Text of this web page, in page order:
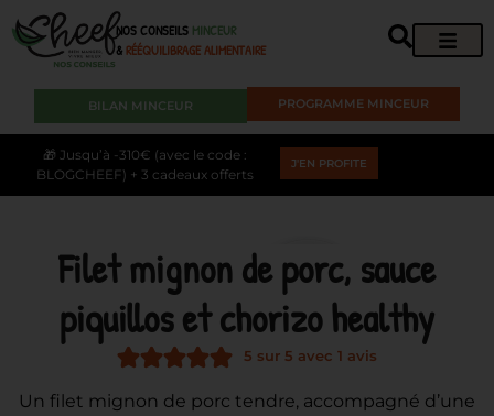
NOS CONSEILS MINCEUR
&RÉÉQUILIBRAGE ALIMENTAIRE
PROGRAMME MINCEUR
BILAN MINCEUR
🎁 Jusqu’à -310€ (avec le code :
BLOGCHEEF) + 3 cadeaux offerts
J'EN PROFITE
Filet mignon de porc, sauce
piquillos et chorizo healthy
5 sur 5 avec 1 avis
Un filet mignon de porc tendre, accompagné d’une